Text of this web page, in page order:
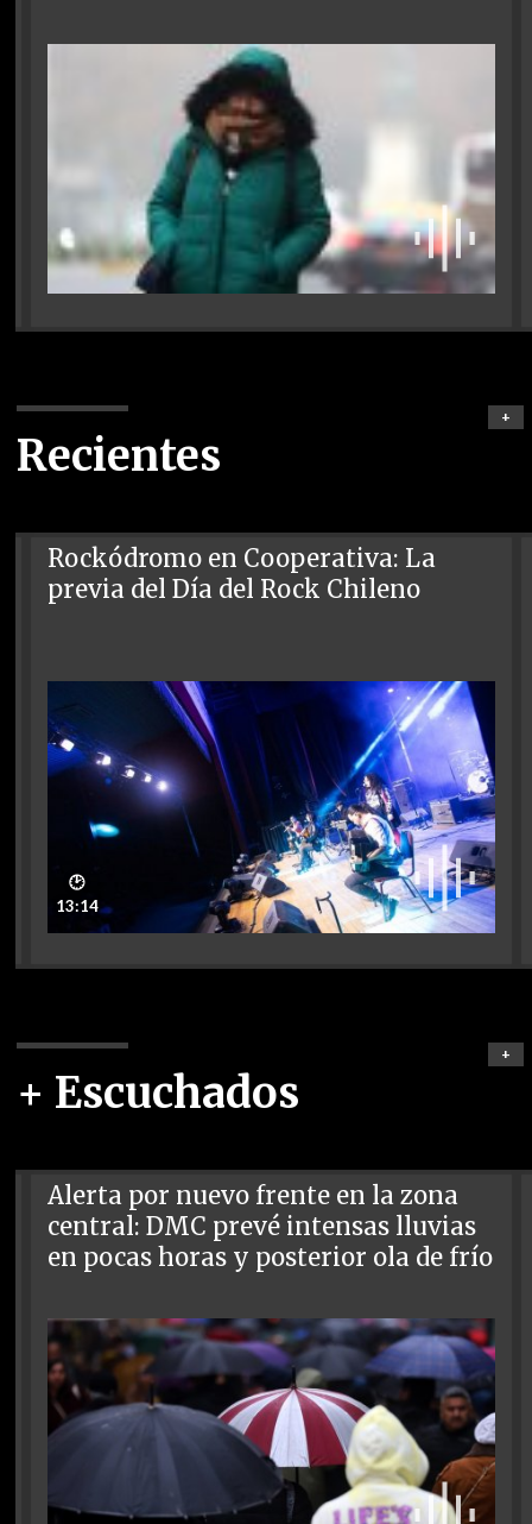
Recientes
+
Rockódromo en Cooperativa: La
previa del Día del Rock Chileno
🕑
13:14
+ Escuchados
+
Alerta por nuevo frente en la zona
central: DMC prevé intensas lluvias
en pocas horas y posterior ola de frío